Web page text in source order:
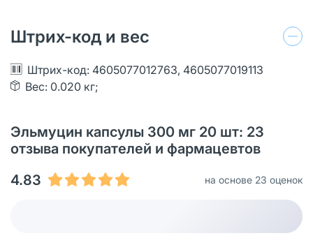
Штрих-код и вес
Штрих-код: 4605077012763, 4605077019113
Вес: 0.020 кг;
Эльмуцин капсулы 300 мг 20 шт: 23
отзыва покупателей и фармацевтов
4.83
на основе 23 оценок